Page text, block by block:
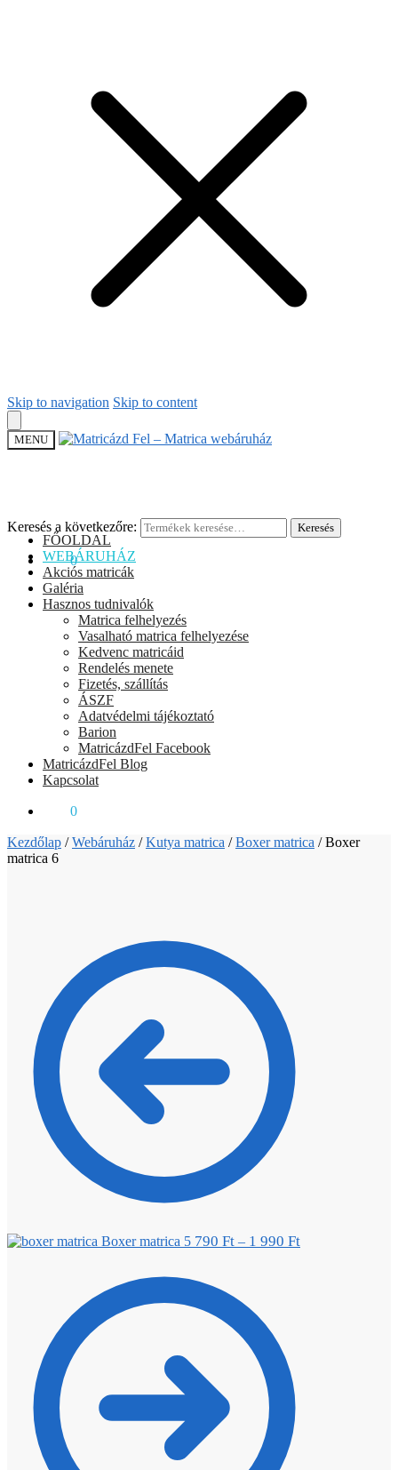
Skip to navigation Skip to content
MENU
Keresés a következőre: Keresés
0Ft 0
FŐOLDAL
WEBÁRUHÁZ
Akciós matricák
Galéria
Hasznos tudnivalók
Matrica felhelyezés
Vasalható matrica felhelyezése
Kedvenc matricáid
Rendelés menete
Fizetés, szállítás
ÁSZF
Adatvédelmi tájékoztató
Barion
MatricázdFel Facebook
MatricázdFel Blog
Kapcsolat
0
Kezdőlap /Webáruház /Kutya matrica /Boxer matrica /Boxer
matrica 6
Boxer matrica 5 790 Ft – 1 990 Ft